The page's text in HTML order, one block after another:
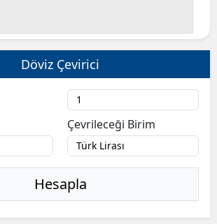
Döviz Çevirici
Çevrileceği Birim
Hesapla